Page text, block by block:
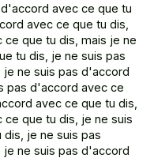
avec ce que tu
avec ce que tu dis,
que tu dis, mais je ne
tu dis, je ne suis pas
ne suis pas d'accord
pas d'accord avec ce
avec ce que tu dis,
que tu dis, je ne suis
je ne suis pas
ne suis pas d'accord